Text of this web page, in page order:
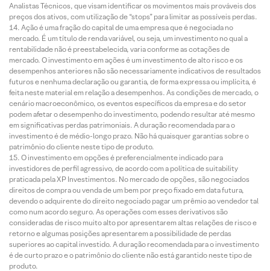
Analistas Técnicos, que visam identificar os movimentos mais prováveis dos
preços dos ativos, com utilização de “stops” para limitar as possíveis perdas.
Ação é uma fração do capital de uma empresa que é negociada no
mercado. É um título de renda variável, ou seja, um investimento no qual a
rentabilidade não é preestabelecida, varia conforme as cotações de
mercado. O investimento em ações é um investimento de alto risco e os
desempenhos anteriores não são necessariamente indicativos de resultados
futuros e nenhuma declaração ou garantia, de forma expressa ou implícita, é
feita neste material em relação a desempenhos. As condições de mercado, o
cenário macroeconômico, os eventos específicos da empresa e do setor
podem afetar o desempenho do investimento, podendo resultar até mesmo
em significativas perdas patrimoniais. A duração recomendada para o
investimento é de médio-longo prazo. Não há quaisquer garantias sobre o
patrimônio do cliente neste tipo de produto.
O investimento em opções é preferencialmente indicado para
investidores de perfil agressivo, de acordo com a política de suitability
praticada pela XP Investimentos. No mercado de opções, são negociados
direitos de compra ou venda de um bem por preço fixado em data futura,
devendo o adquirente do direito negociado pagar um prêmio ao vendedor tal
como num acordo seguro. As operações com esses derivativos são
consideradas de risco muito alto por apresentarem altas relações de risco e
retorno e algumas posições apresentarem a possibilidade de perdas
superiores ao capital investido. A duração recomendada para o investimento
é de curto prazo e o patrimônio do cliente não está garantido neste tipo de
produto.